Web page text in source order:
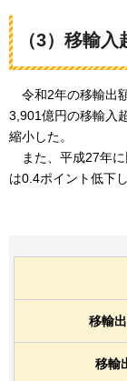
（3）移輸
令和2年の移輸出
3,901億円の移輸入
縮小した。
また、 平成27年
は0.4ポイント低下し
移輸
移輸